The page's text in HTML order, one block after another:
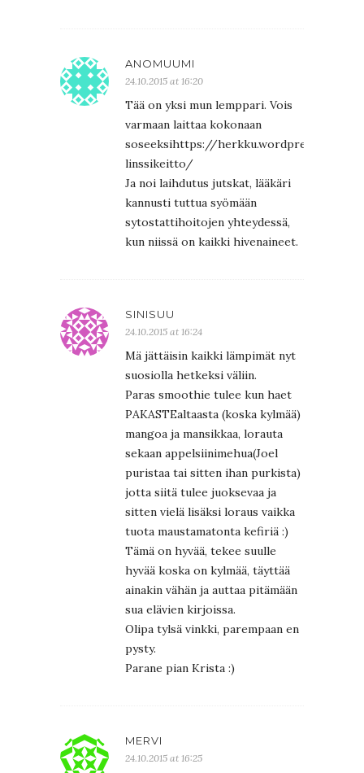
ANOMUUMI
24.10.2015 at 16:20
Tää on yksi mun lemppari. Vois
varmaan laittaa kokonaan
soseeksihttps://herkku.wordpress.com/
linssikeitto/
Ja noi laihdutus jutskat, lääkäri
kannusti tuttua syömään
sytostattihoitojen yhteydessä,
kun niissä on kaikki hivenaineet.
SINISUU
24.10.2015 at 16:24
Mä jättäisin kaikki lämpimät nyt
suosiolla hetkeksi väliin.
Paras smoothie tulee kun haet
PAKASTEaltaasta (koska kylmää)
mangoa ja mansikkaa, lorauta
sekaan appelsiinimehua(Joel
puristaa tai sitten ihan purkista)
jotta siitä tulee juoksevaa ja
sitten vielä lisäksi loraus vaikka
tuota maustamatonta kefiriä :)
Tämä on hyvää, tekee suulle
hyvää koska on kylmää, täyttää
ainakin vähän ja auttaa pitämään
sua elävien kirjoissa.
Olipa tylsä vinkki, parempaan en
pysty.
Parane pian Krista :)
MERVI
24.10.2015 at 16:25